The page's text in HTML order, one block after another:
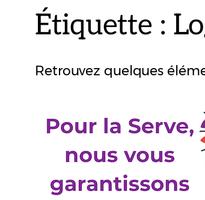
Étiquette :
Retrouvez quelques